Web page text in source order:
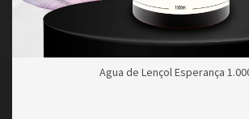
Agua de Lençol Esperança